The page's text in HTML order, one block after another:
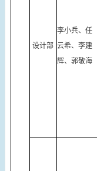
设计部
李小兵、任
云希、李建
辉、郭敬海